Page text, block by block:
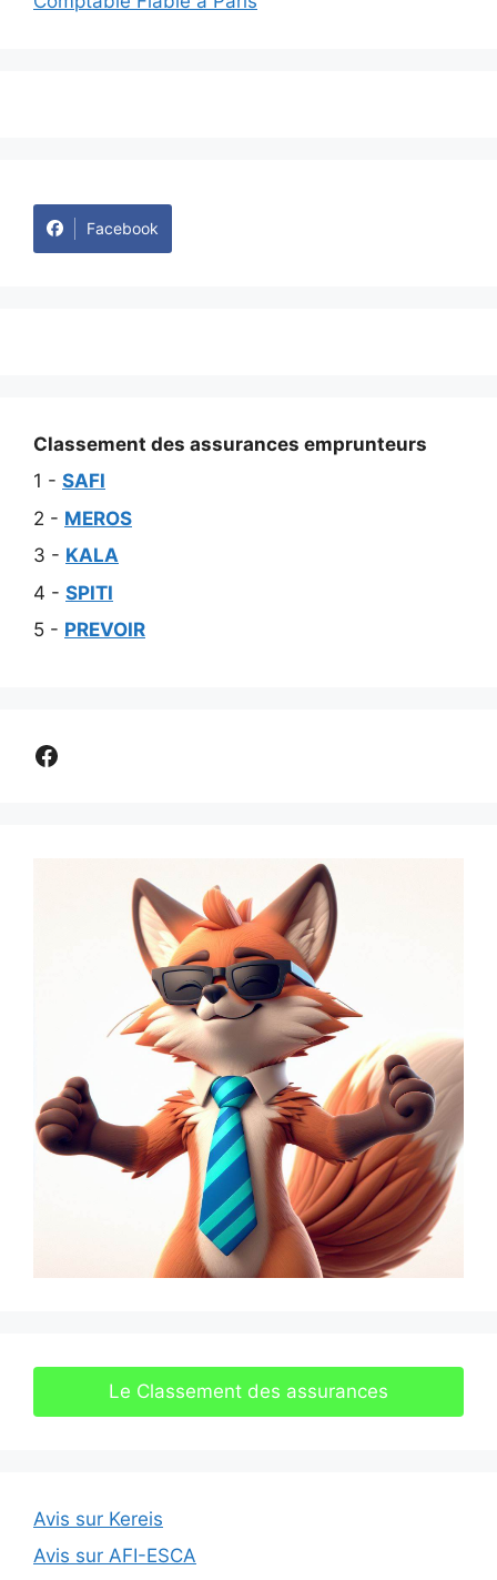
Facebook
Classement des assurances emprunteurs
1 - SAFI
2 - MEROS
3 - KALA
4 - SPITI
5 - PREVOIR
Comparer assurance
Le Classement des assurances
Avis sur Kereis
Avis sur AFI-ESCA